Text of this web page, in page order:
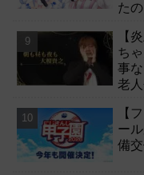
た
【
ち
事
老
【
ー
備